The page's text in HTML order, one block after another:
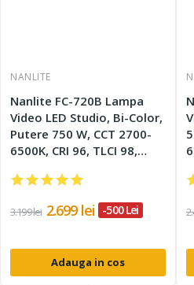
NANLITE
Nanlite FC-720B Lampa
Video LED Studio, Bi-Color,
Putere 750 W, CCT 2700-
6500K, CRI 96, TLCI 98,
Bowens
3.199 lei 2.699 lei -500 Lei
Adauga in cos